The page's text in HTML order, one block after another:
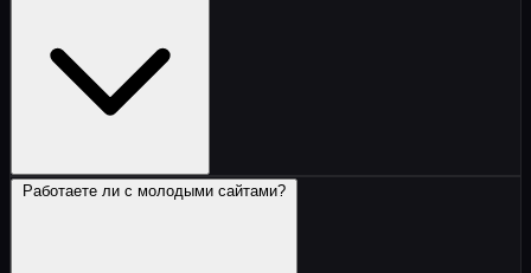
отчёт.
Никто не может гарантировать ТОП-1 — это
Работаете ли с молодыми сайтами?